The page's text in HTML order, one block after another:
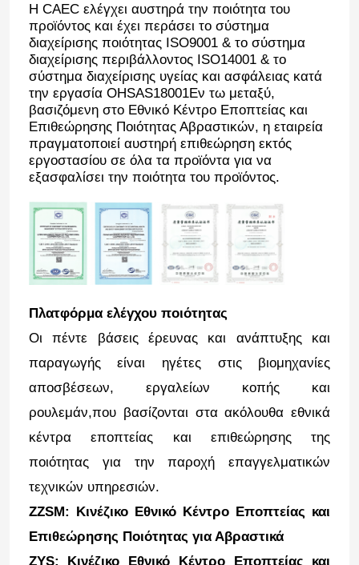
Η CAEC ελέγχει αυστηρά την ποιότητα του
προϊόντος και έχει περάσει το σύστημα
διαχείρισης ποιότητας ISO9001 & το σύστημα
διαχείρισης περιβάλλοντος ISO14001 & το
σύστημα διαχείρισης υγείας και ασφάλειας κατά
την εργασία OHSAS18001Εν τω μεταξύ,
βασιζόμενη στο Εθνικό Κέντρο Εποπτείας και
Επιθεώρησης Ποιότητας Αβραστικών, η εταιρεία
πραγματοποιεί αυστηρή επιθεώρηση εκτός
εργοστασίου σε όλα τα προϊόντα για να
εξασφαλίσει την ποιότητα του προϊόντος.
Πλατφόρμα ελέγχου ποιότητας
Οι πέντε βάσεις έρευνας και ανάπτυξης και
παραγωγής είναι ηγέτες στις βιομηχανίες
αποσβέσεων, εργαλείων κοπής και
ρουλεμάν,που βασίζονται στα ακόλουθα εθνικά
κέντρα εποπτείας και επιθεώρησης της
ποιότητας για την παροχή επαγγελματικών
τεχνικών υπηρεσιών.
ZZSM: Κινέζικο Εθνικό Κέντρο Εποπτείας και
Επιθεώρησης Ποιότητας για Αβραστικά
ZYS: Κινέζικο Εθνικό Κέντρο Εποπτείας και